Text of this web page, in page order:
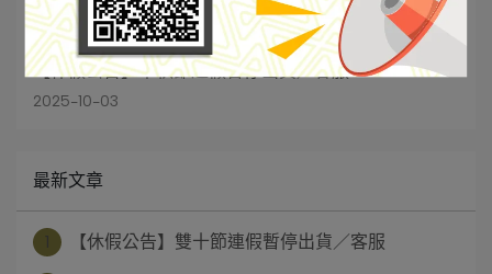
【休假公告】中秋節連假暫停出貨／客服
2025-10-03
最新文章
【休假公告】雙十節連假暫停出貨／客服